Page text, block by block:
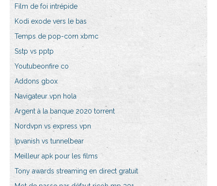
Film de foi intrépide
Kodi exode vers le bas
Temps de pop-corn xbmc
Sstp vs pptp
Youtubeonfire co
Addons gbox
Navigateur vpn hola
Argent à la banque 2020 torrent
Nordvpn vs express vpn
Ipvanish vs tunnelbear
Meilleur apk pour les films
Tony awards streaming en direct gratuit